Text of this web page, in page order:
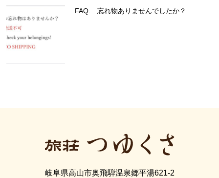
FAQ: 忘れ物ありませんでしたか？
岐阜県高山市奥飛騨温泉郷平湯621-2